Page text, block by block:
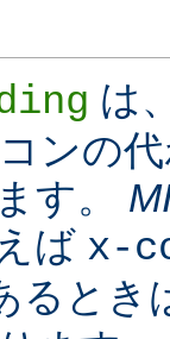
は
ンの
す。
ば x-
るとき